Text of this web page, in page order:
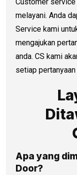
Customer service
melayani. Anda
Service kami
mengajukan
anda. CS kami
setiap pertanyaan
Apa yang
Door?